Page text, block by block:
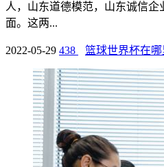
人，山东道德模范，山东诚信
面。这两...
2022-05-29 438 篮球世界杯在